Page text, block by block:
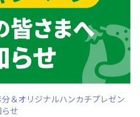
＆オリジナルハンカチプレゼン
せ